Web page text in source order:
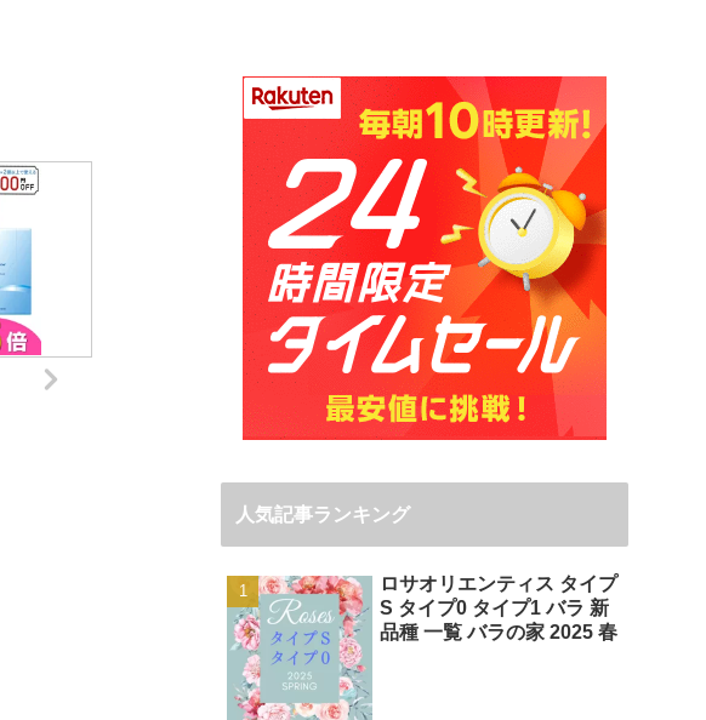
人気記事ランキング
ロサオリエンティス タイプ
S タイプ0 タイプ1 バラ 新
品種 一覧 バラの家 2025 春